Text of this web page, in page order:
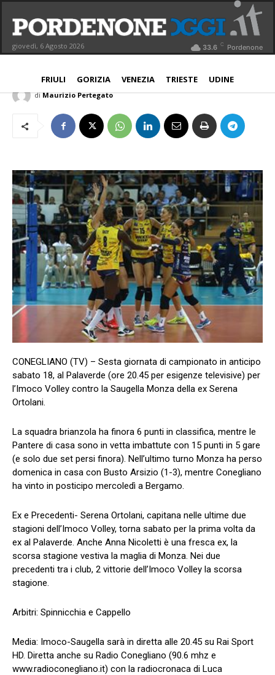
giovedì, 6 Agosto 2026 33.6 C Pordenone
FRIULI GORIZIA VENEZIA TRIESTE UDINE
Imoco Volley, sabato 18 anticipo con
Monza
NORD EST
di Maurizio Pertegato
CONEGLIANO (TV) – Sesta giornata di campionato in anticipo
sabato 18, al Palaverde (ore 20.45 per esigenze televisive) per
l’Imoco Volley contro la Saugella Monza della ex Serena
Ortolani.
La squadra brianzola ha finora 6 punti in classifica, mentre le
Pantere di casa sono in vetta imbattute con 15 punti in 5 gare
(e solo due set persi finora). Nell’ultimo turno Monza ha perso
domenica in casa con Busto Arsizio (1-3), mentre Conegliano
ha vinto in posticipo mercoledì a Bergamo.
Ex e Precedenti- Serena Ortolani, capitana nelle ultime due
stagioni dell’Imoco Volley, torna sabato per la prima volta da
ex al Palaverde. Anche Anna Nicoletti è una fresca ex, la
scorsa stagione vestiva la maglia di Monza. Nei due
precedenti tra i club, 2 vittorie dell’Imoco Volley la scorsa
stagione.
Arbitri: Spinnicchia e Cappello
Media: Imoco-Saugella sarà in diretta alle 20.45 su Rai Sport
HD. Diretta anche su Radio Conegliano (90.6 mhz e
www.radioconegliano.it) con la radiocronaca di Luca